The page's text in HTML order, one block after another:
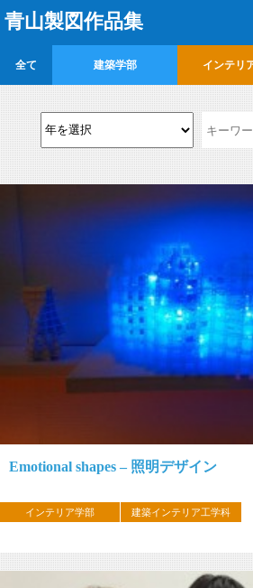
青山製図作品集
全て 建築学部 インテリ
Emotional shapes – 照明デザイン
インテリア学部 建築インテリア工学科